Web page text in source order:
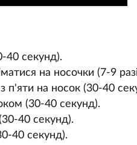
40 секунд).
на носочки (7-9
п'яти на носок (30-40
(30-40 секунд).
40 секунд).
40 секунд).